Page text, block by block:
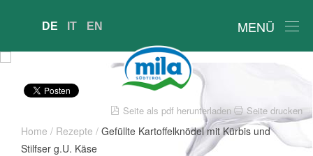
MENÜ
DE IT EN
Seite als pdf herunterladen Seite drucken
Home / Rezepte / Gefüllte Kartoffelknödel mit Kürbis und
Stilfser g.U. Käse